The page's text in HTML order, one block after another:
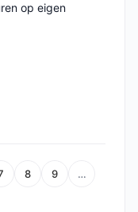
op eigen
8 9 …